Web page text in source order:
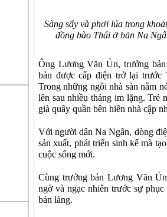
Sàng sẩy và phơi lúa trong
đồng bào Thái ở bản Na
Ông Lương Văn Ủn, trưởng
bản được cấp điện trở lại trước
Trong những ngôi nhà sàn nằm
lên sau nhiều tháng im lặng.
già quây quần bên hiên nhà cập
Với người dân Na Ngân, dòng
sản xuất, phát triển sinh kế mà
cuộc sống mới.
Cùng trưởng bản Lương Văn
ngờ và ngạc nhiên trước sự
bản làng.